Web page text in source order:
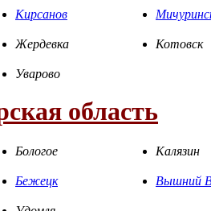
Кирсанов
Жердевка Котовск
Уварово
область
Бологое Калязин
Бежецк Вышний